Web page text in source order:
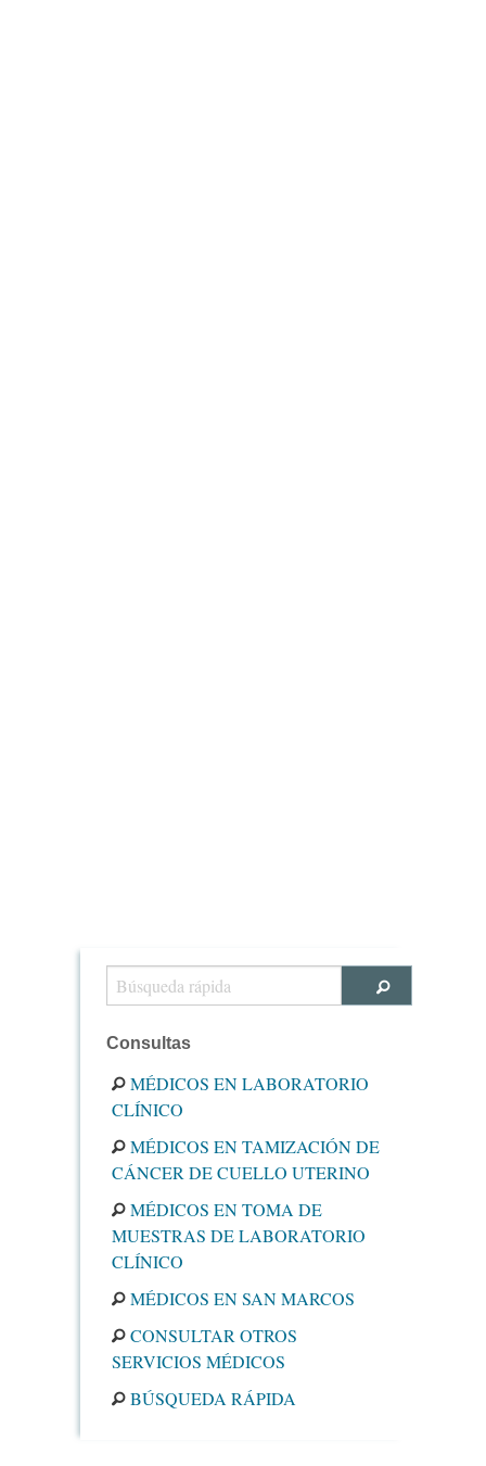
Consultas
MÉDICOS EN LABORATORIO
CLÍNICO
MÉDICOS EN TAMIZACIÓN DE
CÁNCER DE CUELLO UTERINO
MÉDICOS EN TOMA DE
MUESTRAS DE LABORATORIO
CLÍNICO
MÉDICOS EN SAN MARCOS
CONSULTAR OTROS
SERVICIOS MÉDICOS
BÚSQUEDA RÁPIDA